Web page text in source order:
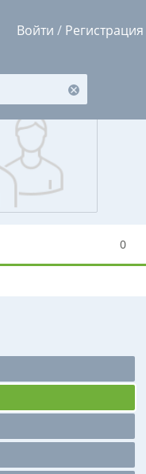
Войти / Регистрация
0